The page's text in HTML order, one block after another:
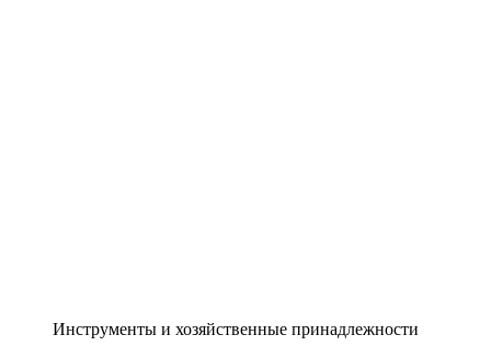
Инструменты и хозяйственные принадлежности